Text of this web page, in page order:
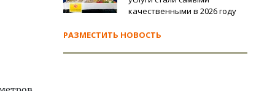
качественными в 2026 году
РАЗМЕСТИТЬ НОВОСТЬ